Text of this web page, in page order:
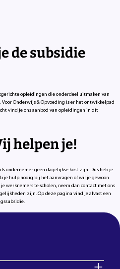
de subsidie
opleidingen die onderdeel uitmaken van
Onderwijs & Opvoeding is er het ontwikkelpad
vind je ons aanbod van opleidingen in dit
helpen je!
ondernemer geen dagelijkse kost zijn. Dus heb je
je hulp nodig bij het aanvragen of wil je gewoon
werknemers te scholen, neem dan contact met ons
zijn. Op deze pagina vind je alvast een